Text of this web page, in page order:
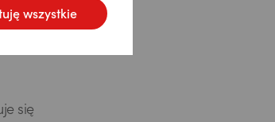
w Banku
się
wszystkie